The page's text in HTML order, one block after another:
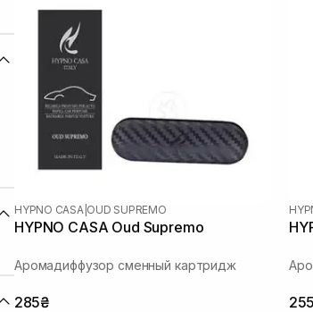
HYPNO CASA OUD SUPREMO
HYPNO CASA Oud Supremo
Аромадиффузор сменный картридж
285₴